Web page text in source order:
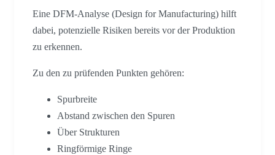
Eine DFM-Analyse (Design for Manufacturing) hilft
dabei, potenzielle Risiken bereits vor der Produktion
zu erkennen.
Zu den zu prüfenden Punkten gehören:
Spurbreite
Abstand zwischen den Spuren
Über Strukturen
Ringförmige Ringe